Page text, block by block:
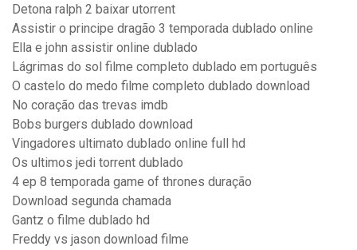
Detona ralph 2 baixar utorrent
Assistir o principe dragão 3 temporada dublado online
Ella e john assistir online dublado
Lágrimas do sol filme completo dublado em português
O castelo do medo filme completo dublado download
No coração das trevas imdb
Bobs burgers dublado download
Vingadores ultimato dublado online full hd
Os ultimos jedi torrent dublado
4 ep 8 temporada game of thrones duração
Download segunda chamada
Gantz o filme dublado hd
Freddy vs jason download filme